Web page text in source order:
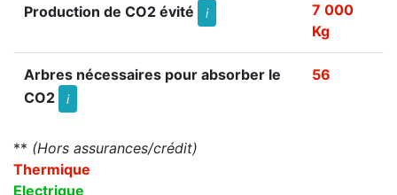
Production de CO2 évité i
7 000
Kg
Arbres nécessaires pour absorber le
CO2
i
56
** (Hors assurances/crédit)
Thermique
Electrique